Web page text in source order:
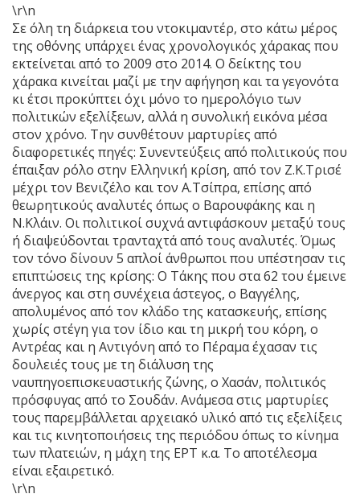
\r\n
Σε όλη τη διάρκεια του ντοκιμαντέρ, στο κάτω μέρος
της οθόνης υπάρχει ένας χρονολογικός χάρακας που
εκτείνεται από το 2009 στο 2014. Ο δείκτης του
χάρακα κινείται μαζί με την αφήγηση και τα γεγονότα
κι έτσι προκύπτει όχι μόνο το ημερολόγιο των
πολιτικών εξελίξεων, αλλά η συνολική εικόνα μέσα
στον χρόνο. Την συνθέτουν μαρτυρίες από
διαφορετικές πηγές: Συνεντεύξεις από πολιτικούς που
έπαιξαν ρόλο στην Ελληνική κρίση, από τον Ζ.Κ.Τρισέ
μέχρι τον Βενιζέλο και τον Α.Τσίπρα, επίσης από
θεωρητικούς αναλυτές όπως ο Βαρουφάκης και η
Ν.Κλάιν. Οι πολιτικοί συχνά αντιφάσκουν μεταξύ τους
ή διαψεύδονται τρανταχτά από τους αναλυτές. Όμως
τον τόνο δίνουν 5 απλοί άνθρωποι που υπέστησαν τις
επιπτώσεις της κρίσης: Ο Τάκης που στα 62 του έμεινε
άνεργος και στη συνέχεια άστεγος, ο Βαγγέλης,
απολυμένος από τον κλάδο της κατασκευής, επίσης
χωρίς στέγη για τον ίδιο και τη μικρή του κόρη, ο
Αντρέας και η Αντιγόνη από το Πέραμα έχασαν τις
δουλειές τους με τη διάλυση της
ναυπηγοεπισκευαστικής ζώνης, ο Χασάν, πολιτικός
πρόσφυγας από το Σουδάν. Ανάμεσα στις μαρτυρίες
τους παρεμβάλλεται αρχειακό υλικό από τις εξελίξεις
και τις κινητοποιήσεις της περιόδου όπως το κίνημα
των πλατειών, η μάχη της ΕΡΤ κ.α. Το αποτέλεσμα
είναι εξαιρετικό.
\r\n